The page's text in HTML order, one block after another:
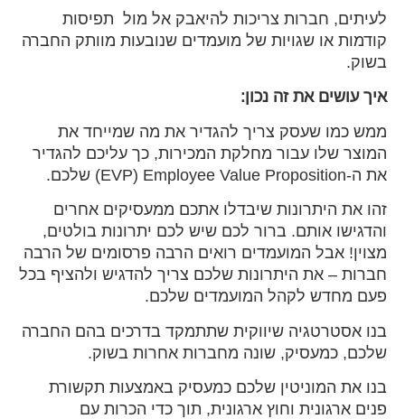
לעיתים, חברות צריכות להיאבק אל מול תפיסות
קודמות או שגויות של מועמדים שנובעות מוותק החברה
בשוק.
איך עושים את זה נכון:
ממש כמו שעסק צריך להגדיר את מה שמייחד את
המוצר שלו עבור מחלקת המכירות, כך עליכם להגדיר
את ה-EVP) Employee Value Proposition) שלכם.
זהו את היתרונות שיבדלו אתכם ממעסיקים אחרים
והדגישו אותם. ברור לכם שיש לכם יתרונות בולטים,
מצוין! אבל המועמדים רואים הרבה פרסומים של הרבה
חברות – את היתרונות שלכם צריך להדגיש ולהציף בכל
פעם מחדש לקהל המועמדים שלכם.
בנו אסטרטגיה שיווקית שתתמקד בדרכים בהם החברה
שלכם, כמעסיק, שונה מחברות אחרות בשוק.
בנו את המוניטין שלכם כמעסיק באמצעות תקשורת
פנים ארגונית וחוץ ארגונית, תוך כדי הכרות עם